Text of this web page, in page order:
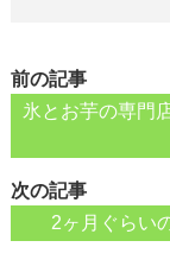
前の記事
氷とお芋の専門
次の記事
2ヶ月ぐらい